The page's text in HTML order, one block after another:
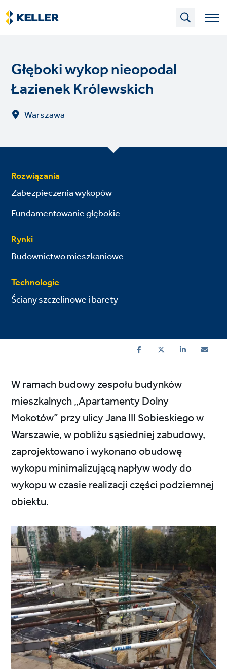
Skip
to
main
Głęboki wykop nieopodal
Łazienek Królewskich
Warszawa
Rozwiązania
Zabezpieczenia wykopów
Fundamentowanie głębokie
Rynki
Budownictwo mieszkaniowe
Technologie
Ściany szczelinowe i barety
W ramach budowy zespołu budynków
mieszkalnych „Apartamenty Dolny
Mokotów” przy ulicy Jana III Sobieskiego w
Warszawie, w pobliżu sąsiedniej zabudowy,
zaprojektowano i wykonano obudowę
wykopu minimalizującą napływ wody do
wykopu w czasie realizacji części podziemnej
obiektu.